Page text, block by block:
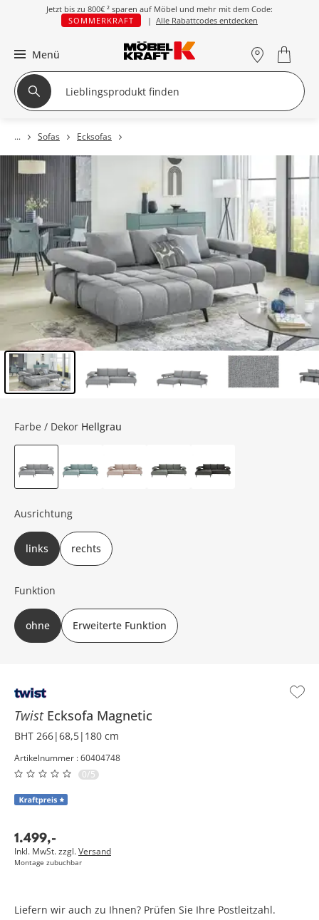
Jetzt bis zu 800€ ² sparen auf Möbel und mehr mit dem Code:
SOMMERKRAFT
| Alle Rabattcodes entdecken
Menü
Sofas Ecksofas
Twist Ecksofa Magnetic
BHT 266|68,5|180 cm
Artikelnummer : 60404748
0/5
1.499,-
Inkl. MwSt. zzgl.Versand
Montage zubuchbar
Farbe / Dekor Hellgrau
Ausrichtung
links rechts
Funktion
ohne Erweiterte Funktion
Liefern wir auch zu Ihnen? Prüfen Sie Ihre Postleitzahl.